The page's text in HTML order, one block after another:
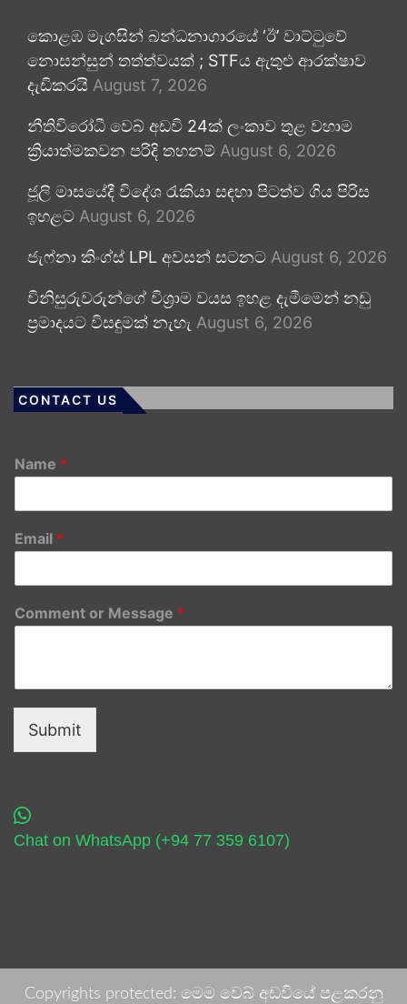
කොළඹ මැගසින් බන්ධනාගාරයේ ‘ඊ’ වාට්ටුවේ
නොසන්සුන් තත්ත්වයක් ; STFය ඇතුළු ආරක්ෂාව
දැඩිකරයි August 7, 2026
නීතිවිරෝධී වෙබ් අඩවි 24ක් ලංකාව තුළ වහාම
ක්‍රියාත්මකවන පරිදි තහනම් August 6, 2026
ජූලි මාසයේදී විදේශ රැකියා සඳහා පිටත්ව ගිය පිරිස
ඉහළට August 6, 2026
ජැෆ්නා කිංග්ස් LPL අවසන් සටනට August 6, 2026
විනිසුරුවරුන්ගේ විශ්‍රාම වයස ඉහළ දැමීමෙන් නඩු
ප්‍රමාදයට විසඳුමක් නැහැ August 6, 2026
CONTACT US
Name *
Email *
Comment or Message *
Submit
Chat on WhatsApp (+94 77 359 6107)
Copyrights protected: මෙම වෙබ් අඩවියේ පළකරනු